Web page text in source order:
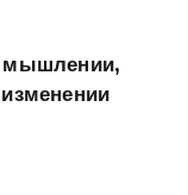
мышлении,